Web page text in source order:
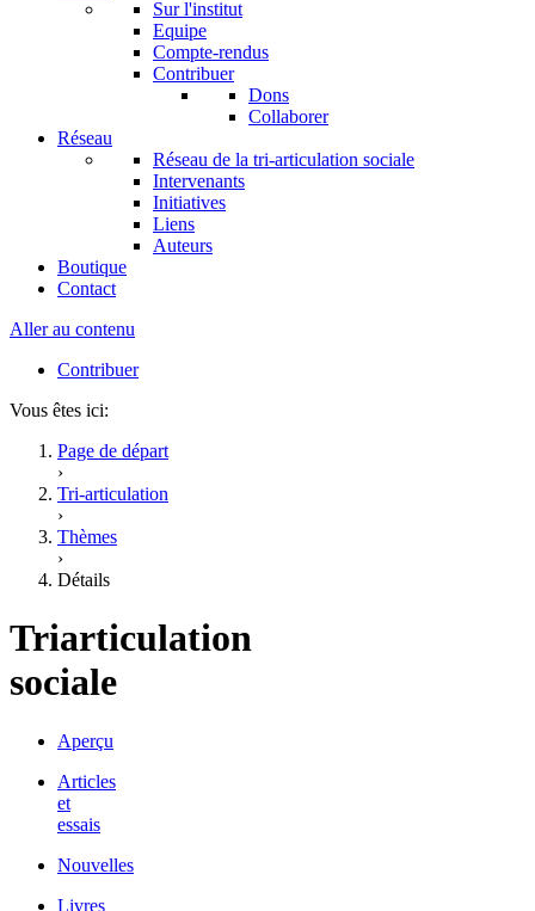
Sur l'institut
Equipe
Compte-rendus
Contribuer
Dons
Collaborer
Réseau
Réseau de la tri-articulation sociale
Intervenants
Initiatives
Liens
Auteurs
Boutique
Contact
Aller au contenu
Contribuer
Vous êtes ici:
Page de départ
›
Tri-articulation
›
Thèmes
›
Détails
Triarticulation
sociale
Aperçu
Articles
et
essais
Nouvelles
Livres